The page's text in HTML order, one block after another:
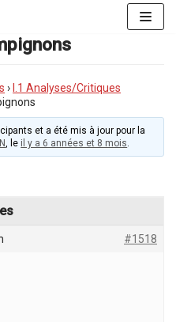
›
I.1 Analyses/Critiques
et a été mis à jour pour la
, le il y a 6 années et 8 mois.
#1518